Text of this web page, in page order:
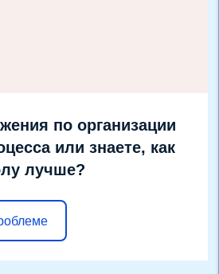
по организации
или знаете, как
лучше?